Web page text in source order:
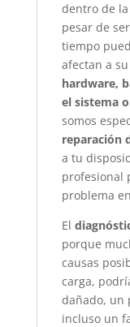
dentro de la
pesar de
tiempo
afectan a
hardware,
el sistema
somos
reparación
a tu
profesional
problema
El
porque
causas
carga,
dañado, un
incluso un